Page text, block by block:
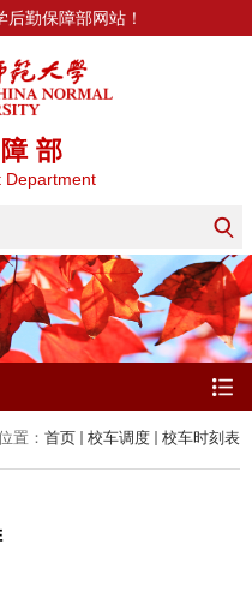
勤保障部网站！
部
Department
置： 首页 校车调度 校车时刻表